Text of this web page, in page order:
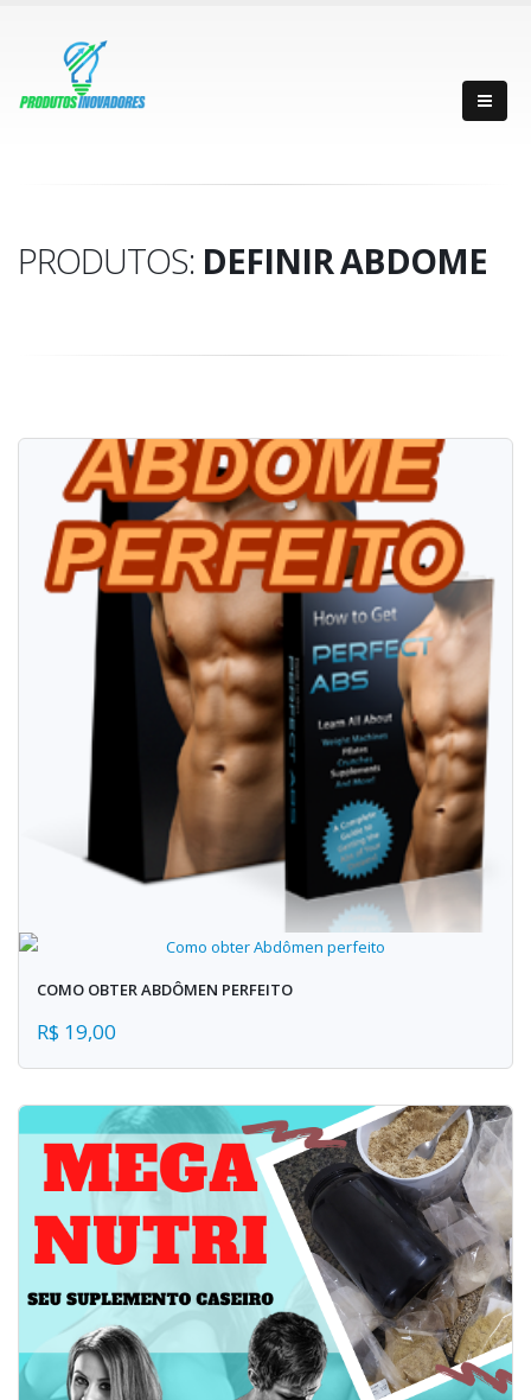
PRODUTOS: DEFINIR ABDOME
COMO OBTER ABDÔMEN PERFEITO
R$ 19,00